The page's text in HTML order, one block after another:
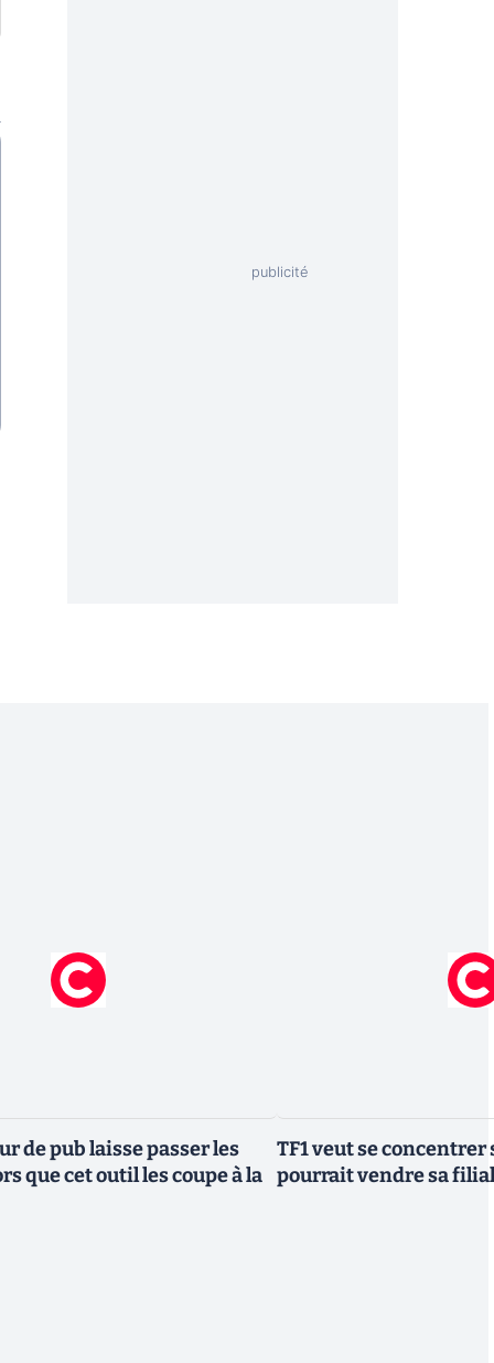
de pub laisse passer les
que cet outil les coupe à la
TF1 veut se
pourrait vendre sa